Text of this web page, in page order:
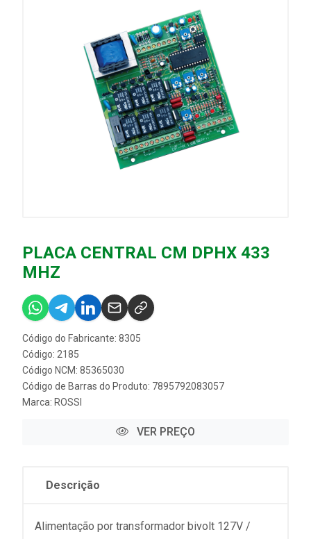
PLACA CENTRAL CM DPHX 433
MHZ
Código do Fabricante: 8305
Código: 2185
Código NCM: 85365030
Código de Barras do Produto: 7895792083057
Marca: ROSSI
VER PREÇO
Descrição
Alimentação por transformador bivolt 127V /